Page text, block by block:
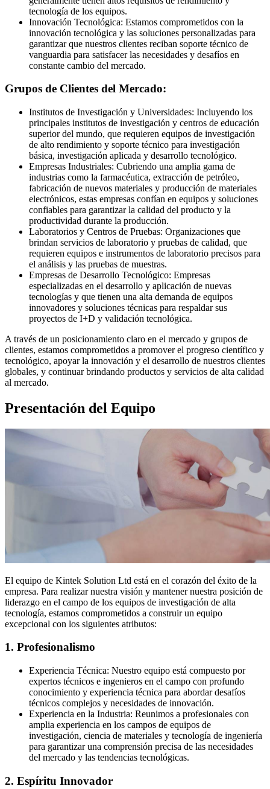
tecnología de los equipos.
Innovación Tecnológica: Estamos comprometidos con la
innovación tecnológica y las soluciones personalizadas para
garantizar que nuestros clientes reciban soporte técnico de
vanguardia para satisfacer las necesidades y desafíos en
constante cambio del mercado.
Grupos de Clientes del Mercado:
Institutos de Investigación y Universidades: Incluyendo los
principales institutos de investigación y centros de educación
superior del mundo, que requieren equipos de investigación
de alto rendimiento y soporte técnico para investigación
básica, investigación aplicada y desarrollo tecnológico.
Empresas Industriales: Cubriendo una amplia gama de
industrias como la farmacéutica, extracción de petróleo,
fabricación de nuevos materiales y producción de materiales
electrónicos, estas empresas confían en equipos y soluciones
confiables para garantizar la calidad del producto y la
productividad durante la producción.
Laboratorios y Centros de Pruebas: Organizaciones que
brindan servicios de laboratorio y pruebas de calidad, que
requieren equipos e instrumentos de laboratorio precisos para
el análisis y las pruebas de muestras.
Empresas de Desarrollo Tecnológico: Empresas
especializadas en el desarrollo y aplicación de nuevas
tecnologías y que tienen una alta demanda de equipos
innovadores y soluciones técnicas para respaldar sus
proyectos de I+D y validación tecnológica.
A través de un posicionamiento claro en el mercado y grupos de
clientes, estamos comprometidos a promover el progreso científico y
tecnológico, apoyar la innovación y el desarrollo de nuestros clientes
globales, y continuar brindando productos y servicios de alta calidad
al mercado.
Presentación del Equipo
El equipo de Kintek Solution Ltd está en el corazón del éxito de la
empresa. Para realizar nuestra visión y mantener nuestra posición de
liderazgo en el campo de los equipos de investigación de alta
tecnología, estamos comprometidos a construir un equipo
excepcional con los siguientes atributos:
1. Profesionalismo
Experiencia Técnica: Nuestro equipo está compuesto por
expertos técnicos e ingenieros en el campo con profundo
conocimiento y experiencia técnica para abordar desafíos
técnicos complejos y necesidades de innovación.
Experiencia en la Industria: Reunimos a profesionales con
amplia experiencia en los campos de equipos de
investigación, ciencia de materiales y tecnología de ingeniería
para garantizar una comprensión precisa de las necesidades
del mercado y las tendencias tecnológicas.
2. Espíritu Innovador